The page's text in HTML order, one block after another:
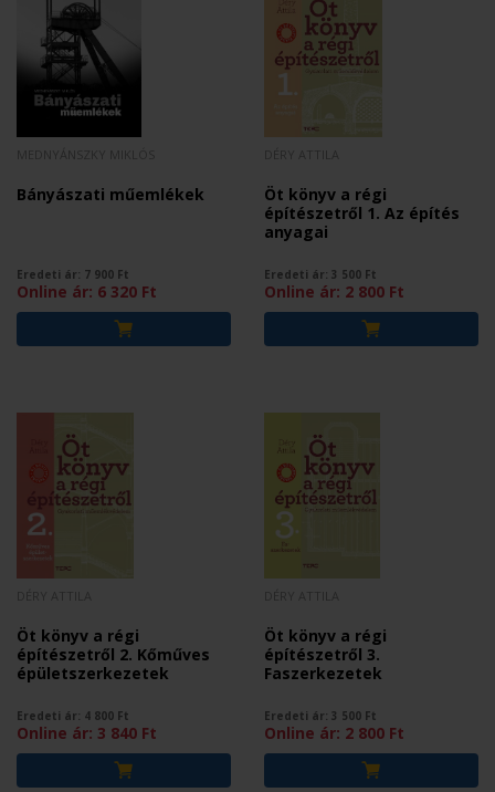
Bányászati műemlékek
Eredeti ár: 7 900 Ft
Online ár: 6 320 Ft
Öt könyv a régi
építészetről 1. Az építés
anyagai
Eredeti ár: 3 500 Ft
Online ár: 2 800 Ft
Öt könyv a régi
építészetről 2. Kőműves
épületszerkezetek
Eredeti ár: 4 800 Ft
Online ár: 3 840 Ft
Öt könyv a régi
építészetről 3.
Faszerkezetek
Eredeti ár: 3 500 Ft
Online ár: 2 800 Ft